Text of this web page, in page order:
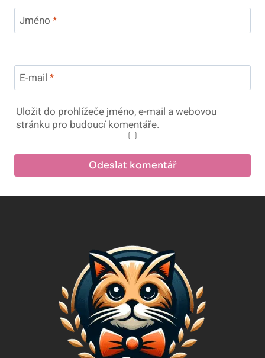
Jméno *
E-mail *
Uložit do prohlížeče jméno, e-mail a webovou
stránku pro budoucí komentáře.